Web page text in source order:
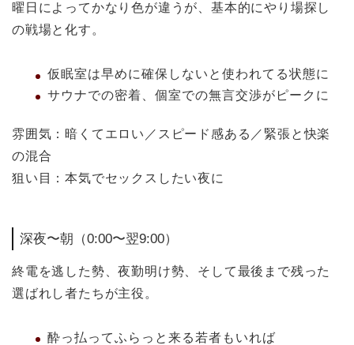
曜日によってかなり色が違うが、基本的にやり場探し
の戦場と化す。
仮眠室は早めに確保しないと使われてる状態に
サウナでの密着、個室での無言交渉がピークに
雰囲気：暗くてエロい／スピード感ある／緊張と快楽
の混合
狙い目：本気でセックスしたい夜に
深夜〜朝（0:00〜翌9:00）
終電を逃した勢、夜勤明け勢、そして最後まで残った
選ばれし者たちが主役。
酔っ払ってふらっと来る若者もいれば